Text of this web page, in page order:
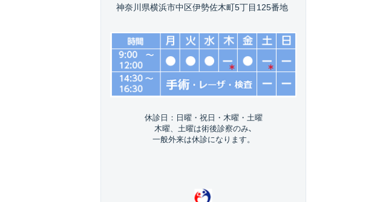
神奈川県横浜市中区伊勢佐木町5丁目125番地
休診日：日曜・祝日・木曜・土曜
木曜、土曜は術後診察のみ､
一般外来は休診になります。